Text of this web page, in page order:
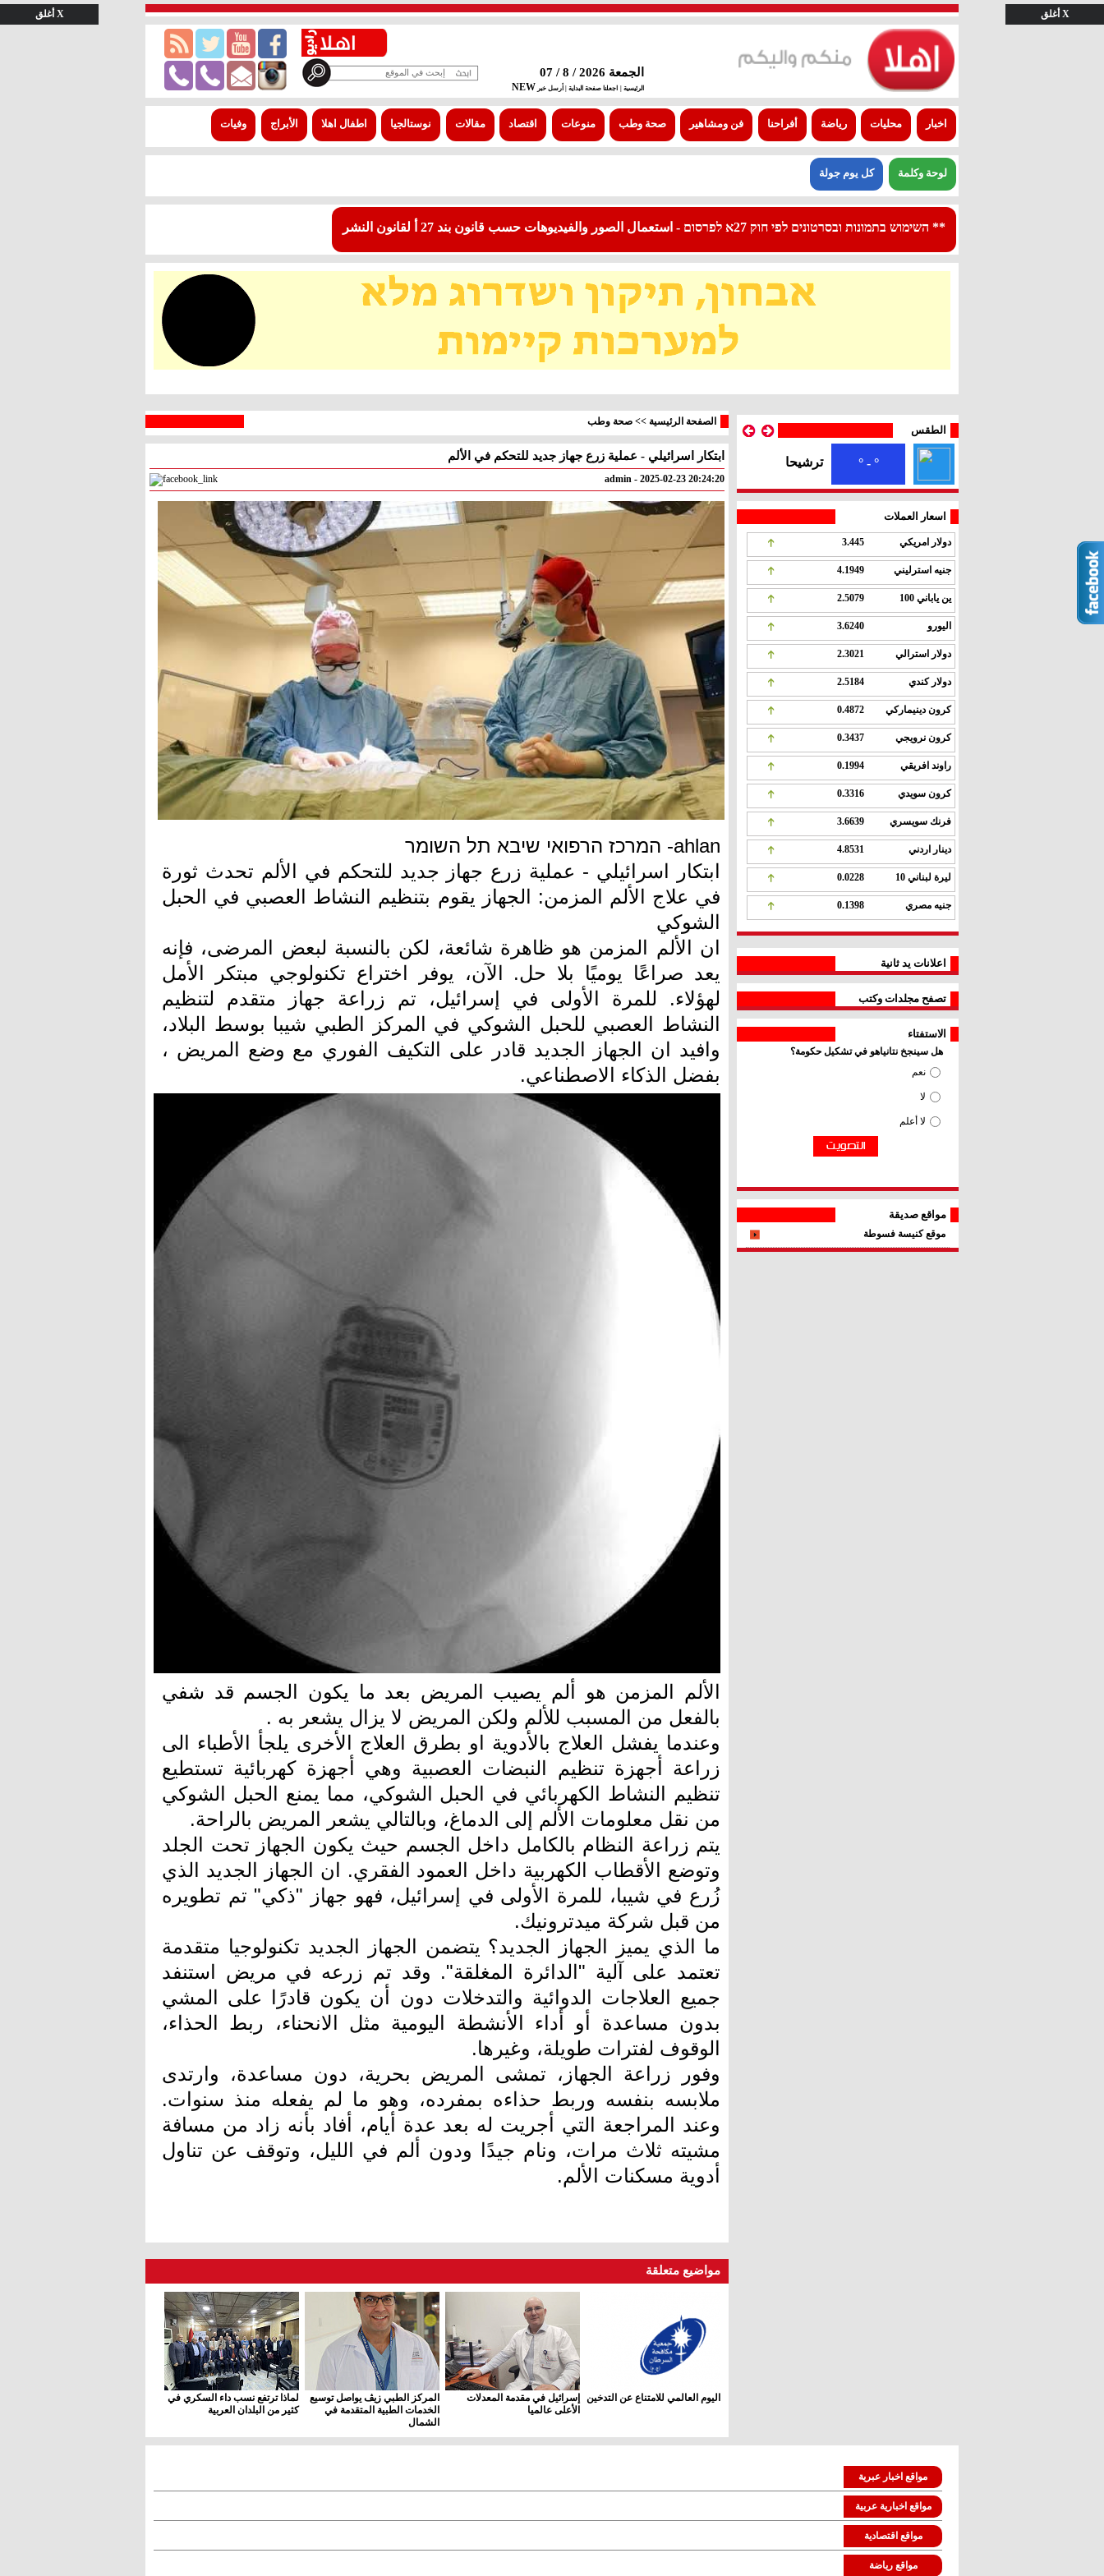
X أغلق X أغلق
الجمعة 2026 / 8 / 07
الرئيسية | اجعلنا صفحة البداية | أرسل خبر NEW
اخبار محليات رياضة أفراحنا فن ومشاهير صحة وطب منوعات اقتصاد مقالات نوستالجيا اطفال اهلا الأبراج وفيات
لوحة وكلمة كل يوم جولة
** השימוש בתמונות ובסרטונים לפי חוק 27א לפרסום - استعمال الصور والفيديوهات حسب قانون بند 27 أ لقانون النشر
الطقس
° - ° ترشيحا ° - ° معليا
اسعار العملات
دولار امريكي 3.445
جنيه استرليني 4.1949
ين ياباني 100 2.5079
اليورو 3.6240
دولار استرالي 2.3021
دولار كندي 2.5184
كرون دينيماركي 0.4872
كرون نرويجي 0.3437
راوند افريقي 0.1994
كرون سويدي 0.3316
فرنك سويسري 3.6639
دينار اردني 4.8531
ليرة لبناني 10 0.0228
جنيه مصري 0.1398
اعلانات يد ثانية
تصفح مجلدات وكتب
الاستفتاء
مواقع صديقة
موقع كنيسة فسوطة
الصفحة الرئيسية >> صحة وطب
ابتكار اسرائيلي - عملية زرع جهاز جديد للتحكم في الألم
admin - 2025-02-23 20:24:20
ahlan- המרכז הרפואי שיבא תל השומר
ابتكار اسرائيلي - عملية زرع جهاز جديد للتحكم في الألم تحدث ثورة
في علاج الألم المزمن: الجهاز يقوم بتنظيم النشاط العصبي في الحبل
الشوكي
ان الألم المزمن هو ظاهرة شائعة، لكن بالنسبة لبعض المرضى، فإنه
يعد صراعًا يوميًا بلا حل. الآن، يوفر اختراع تكنولوجي مبتكر الأمل
لهؤلاء. للمرة الأولى في إسرائيل، تم زراعة جهاز متقدم لتنظيم
النشاط العصبي للحبل الشوكي في المركز الطبي شيبا بوسط البلاد،
وافيد ان الجهاز الجديد قادر على التكيف الفوري مع وضع المريض ،
بفضل الذكاء الاصطناعي.
الألم المزمن هو ألم يصيب المريض بعد ما يكون الجسم قد شفي
بالفعل من المسبب للألم ولكن المريض لا يزال يشعر به .
وعندما يفشل العلاج بالأدوية او بطرق العلاج الأخرى يلجأ الأطباء الى
زراعة أجهزة تنظيم النبضات العصبية وهي أجهزة كهربائية تستطيع
تنظيم النشاط الكهربائي في الحبل الشوكي، مما يمنع الحبل الشوكي
من نقل معلومات الألم إلى الدماغ، وبالتالي يشعر المريض بالراحة.
يتم زراعة النظام بالكامل داخل الجسم حيث يكون الجهاز تحت الجلد
وتوضع الأقطاب الكهربية داخل العمود الفقري. ان الجهاز الجديد الذي
زُرع في شيبا، للمرة الأولى في إسرائيل، فهو جهاز "ذكي" تم تطويره
من قبل شركة ميدترونيك.
ما الذي يميز الجهاز الجديد؟ يتضمن الجهاز الجديد تكنولوجيا متقدمة
تعتمد على آلية "الدائرة المغلقة". وقد تم زرعه في مريض استنفد
جميع العلاجات الدوائية والتدخلات دون أن يكون قادرًا على المشي
بدون مساعدة أو أداء الأنشطة اليومية مثل الانحناء، ربط الحذاء،
الوقوف لفترات طويلة، وغيرها.
وفور زراعة الجهاز، تمشى المريض بحرية، دون مساعدة، وارتدى
ملابسه بنفسه وربط حذاءه بمفرده، وهو ما لم يفعله منذ سنوات.
وعند المراجعة التي أجريت له بعد عدة أيام، أفاد بأنه زاد من مسافة
مشيته ثلاث مرات، ونام جيدًا ودون ألم في الليل، وتوقف عن تناول
أدوية مسكنات الألم.
مواضيع متعلقة
اليوم العالمي للامتناع عن التدخين
إسرائيل في مقدمة المعدلات
الأعلى عالميا
المركز الطبي زيڤ يواصل توسيع
الخدمات الطبية المتقدمة في
الشمال
لماذا ترتفع نسب داء السكري في
كثير من البلدان العربية
مواقع اخبار عبرية
مواقع اخبارية عربية
مواقع اقتصادية
مواقع رياضة